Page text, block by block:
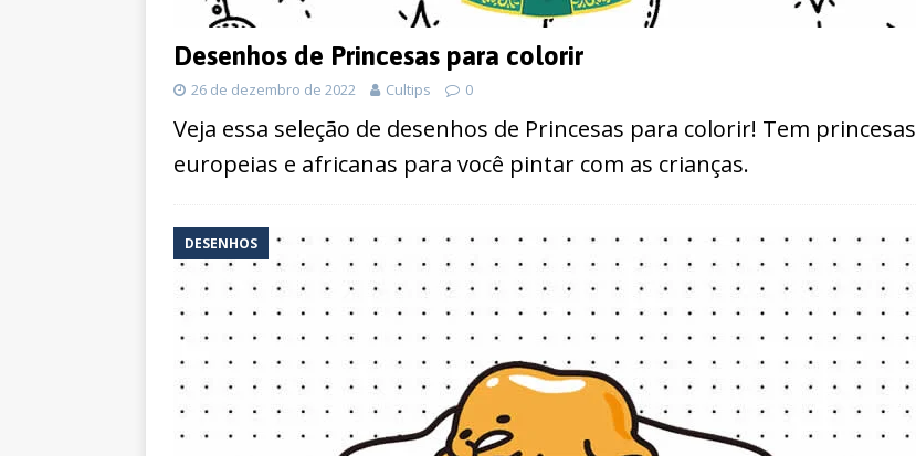
Desenhos de Princesas para colorir
26 de dezembro de 2022 Cultips 0
Veja essa seleção de desenhos de Princesas para colorir! Tem princesas
europeias e africanas para você pintar com as crianças.
DESENHOS